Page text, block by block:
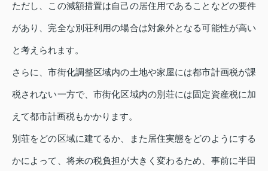
ただし、この減額措置は自己の居住用であることなどの要件
があり、完全な別荘利用の場合は対象外となる可能性が高い
と考えられます。
さらに、市街化調整区域内の土地や家屋には都市計画税が課
税されない一方で、市街化区域内の別荘には固定資産税に加
えて都市計画税もかかります。
別荘をどの区域に建てるか、また居住実態をどのようにする
かによって、将来の税負担が大きく変わるため、事前に半田